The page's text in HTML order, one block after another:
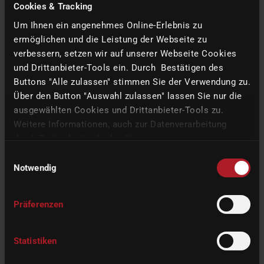
Cookies & Tracking
Um Ihnen ein angenehmes Online-Erlebnis zu
ermöglichen und die Leistung der Webseite zu
verbessern, setzen wir auf unserer Webseite Cookies
und Drittanbieter-Tools ein. Durch Bestätigen des
Buttons "Alle zulassen" stimmen Sie der Verwendung zu.
Über den Button "Auswahl zulassen" lassen Sie nur die
ausgewählten Cookies und Drittanbieter-Tools zu.
Weitere Informationen, auch zur Datenverarbeitung
Notwendig
Präferenzen
Statistiken
D-36132 Eiterfeld
Schicken Sie uns Ihre Bewerbung online über:
jobs(at)imes-icore.com
oder nutzen Sie unser Online-Formular.
Frau Tobergte steht Ihnen auch gerne vorab für Fragen zur
Telefon: (0 66 72) 8 98- 310
E-Mail:helena.tobergte(at)imes-icore.com